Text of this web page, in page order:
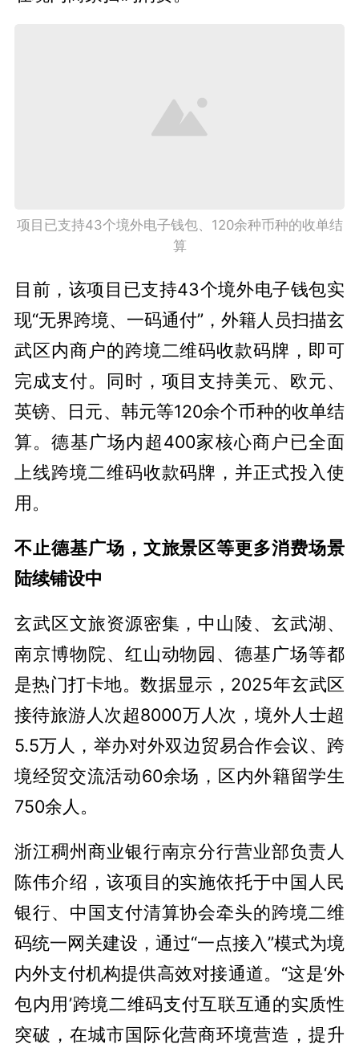
项目已支持43个境外电子钱包、120余种币种的收单结
算
目前，该项目已支持43个境外电子钱包实
现“无界跨境、一码通付”，外籍人员扫描玄
武区内商户的跨境二维码收款码牌，即可
完成支付。同时，项目支持美元、欧元、
英镑、日元、韩元等120余个币种的收单结
算。德基广场内超400家核心商户已全面
上线跨境二维码收款码牌，并正式投入使
用。
不止德基广场，文旅景区等更多消费场景
陆续铺设中
玄武区文旅资源密集，中山陵、玄武湖、
南京博物院、红山动物园、德基广场等都
是热门打卡地。数据显示，2025年玄武区
接待旅游人次超8000万人次，境外人士超
5.5万人，举办对外双边贸易合作会议、跨
境经贸交流活动60余场，区内外籍留学生
750余人。
浙江稠州商业银行南京分行营业部负责人
陈伟介绍，该项目的实施依托于中国人民
银行、中国支付清算协会牵头的跨境二维
码统一网关建设，通过“一点接入”模式为境
内外支付机构提供高效对接通道。“这是‘外
包内用’跨境二维码支付互联互通的实质性
突破，在城市国际化营商环境营造，提升